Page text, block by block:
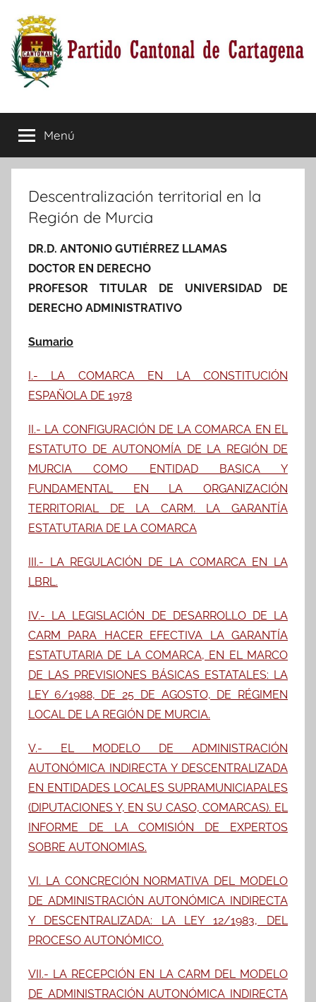
contenido
Partido
Cantonal
de
Cartagena
Menú
Descentralización territorial en la
Región de Murcia
DR.D. ANTONIO GUTIÉRREZ LLAMAS
DOCTOR EN DERECHO
PROFESOR TITULAR DE UNIVERSIDAD DE
DERECHO ADMINISTRATIVO
Sumario
I.- LA COMARCA EN LA CONSTITUCIÓN
ESPAÑOLA DE 1978
II.- LA CONFIGURACIÓN DE LA COMARCA EN EL
ESTATUTO DE AUTONOMÍA DE LA REGIÓN DE
MURCIA COMO ENTIDAD BASICA Y
FUNDAMENTAL EN LA ORGANIZACIÓN
TERRITORIAL DE LA CARM. LA GARANTÍA
ESTATUTARIA DE LA COMARCA
III.- LA REGULACIÓN DE LA COMARCA EN LA
LBRL.
IV.- LA LEGISLACIÓN DE DESARROLLO DE LA
CARM PARA HACER EFECTIVA LA GARANTÍA
ESTATUTARIA DE LA COMARCA, EN EL MARCO
DE LAS PREVISIONES BÁSICAS ESTATALES: LA
LEY 6/1988, DE 25 DE AGOSTO, DE RÉGIMEN
LOCAL DE LA REGIÓN DE MURCIA.
V.- EL MODELO DE ADMINISTRACIÓN
AUTONÓMICA INDIRECTA Y DESCENTRALIZADA
EN ENTIDADES LOCALES SUPRAMUNICIAPALES
(DIPUTACIONES Y, EN SU CASO, COMARCAS). EL
INFORME DE LA COMISIÓN DE EXPERTOS
SOBRE AUTONOMIAS.
VI. LA CONCRECIÓN NORMATIVA DEL MODELO
DE ADMINISTRACIÓN AUTONÓMICA INDIRECTA
Y DESCENTRALIZADA: LA LEY 12/1983, DEL
PROCESO AUTONÓMICO.
VII.- LA RECEPCIÓN EN LA CARM DEL MODELO
DE ADMINISTRACIÓN AUTONÓMICA INDIRECTA